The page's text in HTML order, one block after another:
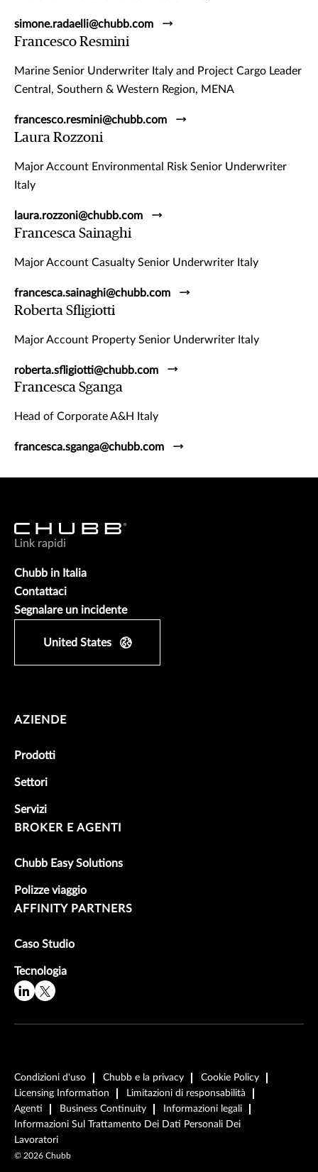
simone.radaelli@chubb.com
Francesco Resmini
Marine Senior Underwriter Italy and Project Cargo Leader
Central, Southern & Western Region, MENA
francesco.resmini@chubb.com
Laura Rozzoni
Major Account Environmental Risk Senior Underwriter
Italy
laura.rozzoni@chubb.com
Francesca Sainaghi
Major Account Casualty Senior Underwriter Italy
francesca.sainaghi@chubb.com
Roberta Sfligiotti
Major Account Property Senior Underwriter Italy
roberta.sfligiotti@chubb.com
Francesca Sganga
Head of Corporate A&H Italy
francesca.sganga@chubb.com
Link rapidi
Chubb in Italia
Contattaci
Segnalare un incidente
United States
AZIENDE
Prodotti
Settori
Servizi
BROKER E AGENTI
Chubb Easy Solutions
Polizze viaggio
AFFINITY PARTNERS
Caso Studio
Tecnologia
Condizioni d'uso Chubb e la privacy
Cookie Policy
Licensing Information
Limitazioni di responsabilità
Agenti
Business Continuity
Informazioni legali
Informazioni Sul Trattamento Dei Dati Personali Dei
Lavoratori
© 2026 Chubb